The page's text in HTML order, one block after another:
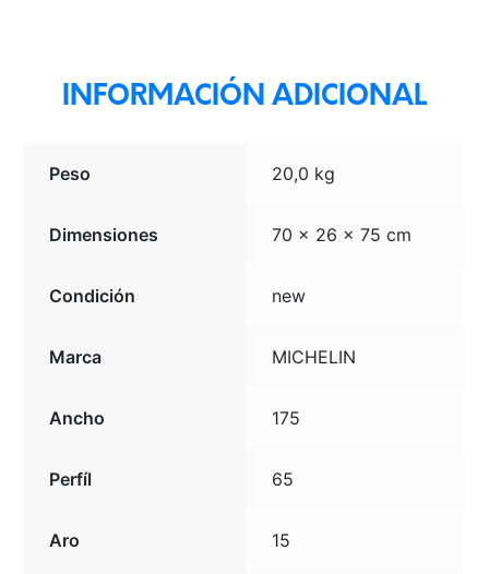
INFORMACIÓN ADICIONAL
Peso 20,0 kg
Dimensiones 70 × 26 × 75 cm
Condición new
Marca MICHELIN
Ancho 175
Perfíl 65
Aro 15